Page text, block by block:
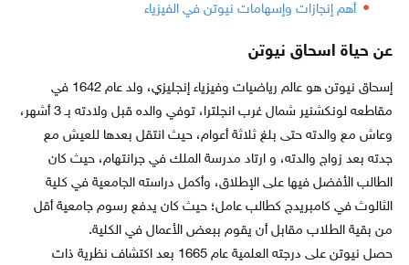
أهم إنجازات وإسهامات نيوتن في الفيزياء
عن حياة اسحاق نيوتن
إسحاق نيوتن هو عالم رياضيات وفيزياء إنجليزي، ولد عام 1642 في
مقاطعه لونكشنير شمال غرب انجلترا، توفي والده قبل ولادته بـ 3 أشهر،
وعاش مع والدته حتى بلغ ثلاثة أعوام، حيث انتقل بعدها للعيش مع
جدته بعد زواج والدته، و ارتاد مدرسة الملك في جرانتهام، حيث كان
الطالب الأفضل فيها على الإطلاق، وأكمل دراسته الجامعية في كلية
الثالوث في كامبريدج كطالب عامل؛ حيث كان يدفع رسوم جامعية أقل
من بقية الطلاب مقابل أن يقوم ببعض الأعمال في الكلية.
حصل نيوتن على درجته العلمية عام 1665 بعد اكتشاف نظرية ذات